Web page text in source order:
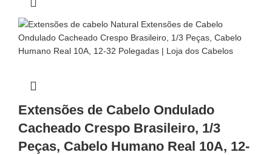
Extensões de Cabelo Ondulado
Cacheado Crespo Brasileiro, 1/3
Peças, Cabelo Humano Real 10A, 12-